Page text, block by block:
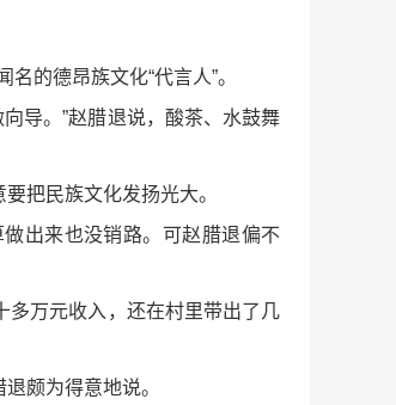
的德昂族文化“代言人”。
导。”赵腊退说，酸茶、水鼓舞
把民族文化发扬光大。
出来也没销路。可赵腊退偏不
多万元收入，还在村里带出了几
颇为得意地说。